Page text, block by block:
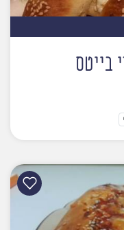
בייטס